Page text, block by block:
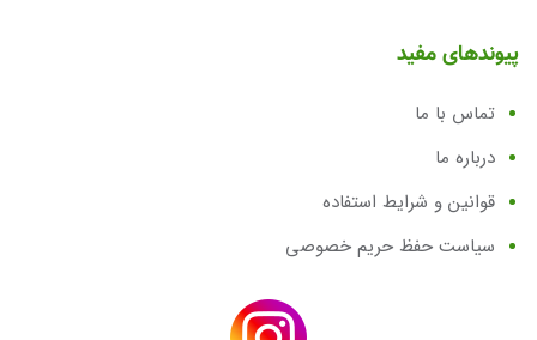
پیوندهای مفید
تماس با ما
درباره ما
قوانین و شرایط استفاده
سیاست حفظ حریم خصوصی